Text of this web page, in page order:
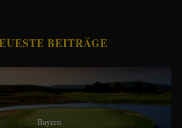
BEITRÄGE
Bayern